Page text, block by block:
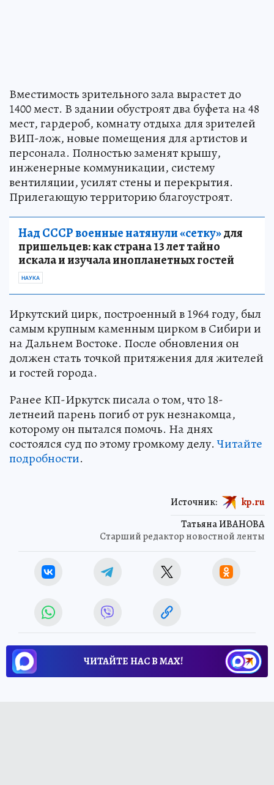
Вместимость зрительного зала вырастет до
1400 мест. В здании обустроят два буфета на 48
мест, гардероб, комнату отдыха для зрителей
ВИП-лож, новые помещения для артистов и
персонала. Полностью заменят крышу,
инженерные коммуникации, систему
вентиляции, усилят стены и перекрытия.
Прилегающую территорию благоустроят.
Над СССР военные натянули «сетку»для
пришельцев: как страна 13 лет тайно
искала и изучала инопланетных гостей
НАУКА
Иркутский цирк, построенный в 1964 году, был
самым крупным каменным цирком в Сибири и
на Дальнем Востоке. После обновления он
должен стать точкой притяжения для жителей
и гостей города.
Ранее КП-Иркутск писала о том, что 18-
летнеий парень погиб от рук незнакомца,
которому он пытался помочь. На днях
состоялся суд по этому громкому делу.Читайте
подробности.
Татьяна ИВАНОВА
Старший редактор новостной ленты
Источник: kp.ru
ЧИТАЙТЕ НАС В МАХ!